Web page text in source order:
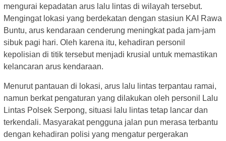
mengurai kepadatan arus lalu lintas di wilayah tersebut.
Mengingat lokasi yang berdekatan dengan stasiun KAI Rawa
Buntu, arus kendaraan cenderung meningkat pada jam-jam
sibuk pagi hari. Oleh karena itu, kehadiran personil
kepolisian di titik tersebut menjadi krusial untuk memastikan
kelancaran arus kendaraan.
Menurut pantauan di lokasi, arus lalu lintas terpantau ramai,
namun berkat pengaturan yang dilakukan oleh personil Lalu
Lintas Polsek Serpong, situasi lalu lintas tetap lancar dan
terkendali. Masyarakat pengguna jalan pun merasa terbantu
dengan kehadiran polisi yang mengatur pergerakan